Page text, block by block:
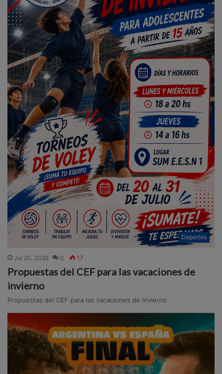
Deportes
Jul 20, 2026 0 17
Propuestas del CEF para las vacaciones de
invierno
Propuestas del CEF para las vacaciones de invierno